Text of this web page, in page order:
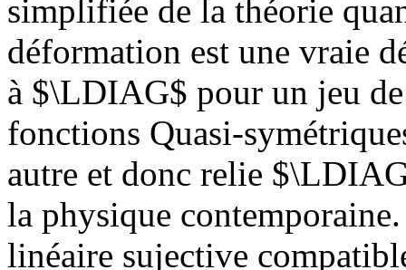
simplifiée de la théorie
déformation est une vraie
à $\LDIAG$ pour un jeu de
fonctions Quasi-
autre et donc relie
la physique
linéaire sujective